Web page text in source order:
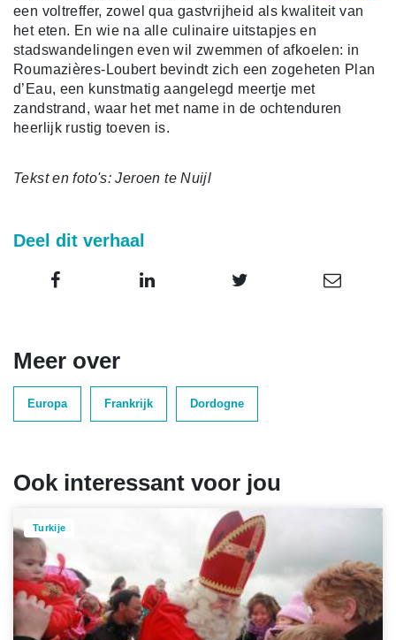
een voltreffer, zowel qua gastvrijheid als kwaliteit van
het eten. En wie na alle culinaire uitstapjes en
stadswandelingen even wil zwemmen of afkoelen: in
Roumazières-Loubert bevindt zich een zogeheten Plan
d’Eau, een kunstmatig aangelegd meertje met
zandstrand, waar het met name in de ochtenduren
heerlijk rustig toeven is.
Tekst en foto's: Jeroen te Nuijl
Deel dit verhaal
Meer over
Europa Frankrijk Dordogne
Ook interessant voor jou
Turkije